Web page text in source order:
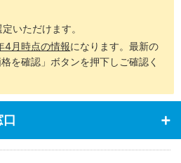
いただけます。
4月時点の情報になります。最新の
を確認」ボタンを押下しご確認く